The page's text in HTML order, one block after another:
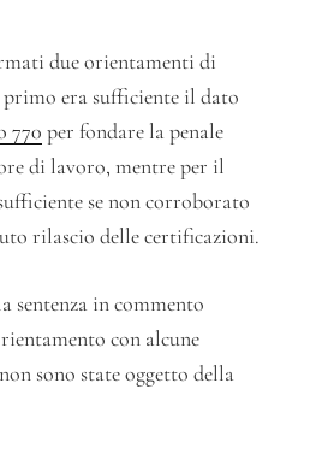
due orientamenti di
era sufficiente il dato
770 per fondare la penale
di lavoro, mentre per il
se non corroborato
rilascio delle certificazioni.
sentenza in commento
con alcune
sono state oggetto della